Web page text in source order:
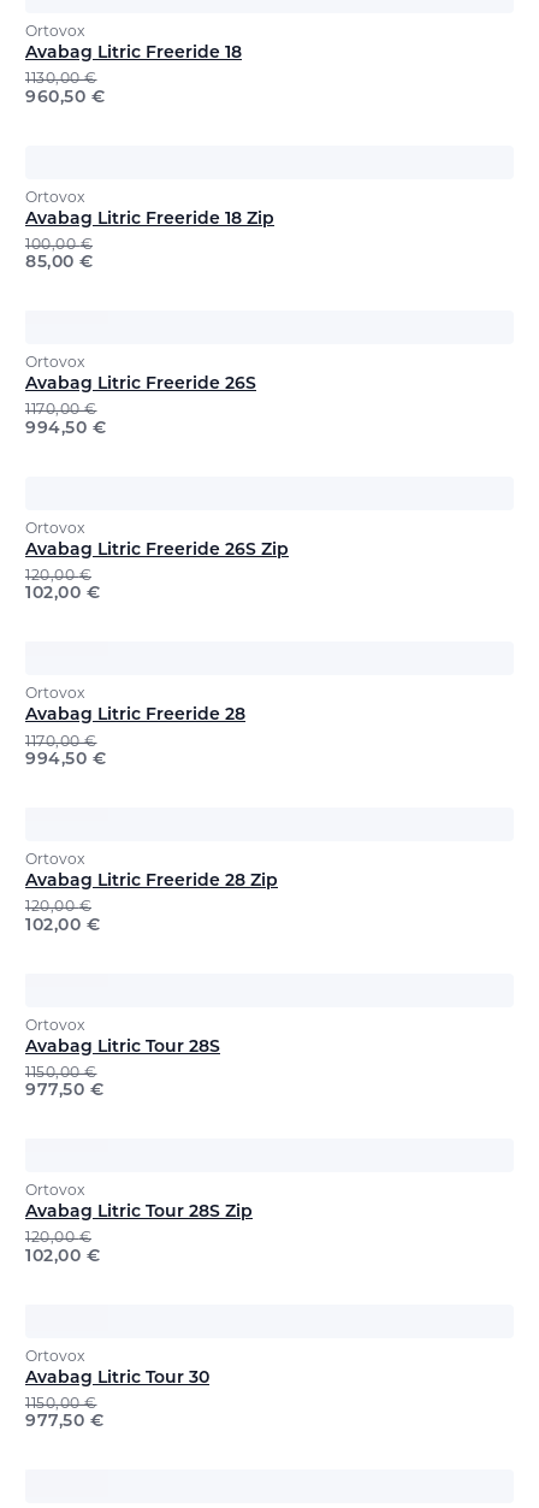
Ortovox
Avabag Litric Freeride 18
1130,00€
960,50 €
Ortovox
Avabag Litric Freeride 18 Zip
100,00€
85,00 €
Ortovox
Avabag Litric Freeride 26S
1170,00€
994,50 €
Ortovox
Avabag Litric Freeride 26S Zip
120,00€
102,00 €
Ortovox
Avabag Litric Freeride 28
1170,00€
994,50 €
Ortovox
Avabag Litric Freeride 28 Zip
120,00€
102,00 €
Ortovox
Avabag Litric Tour 28S
1150,00€
977,50 €
Ortovox
Avabag Litric Tour 28S Zip
120,00€
102,00 €
Ortovox
Avabag Litric Tour 30
1150,00€
977,50 €